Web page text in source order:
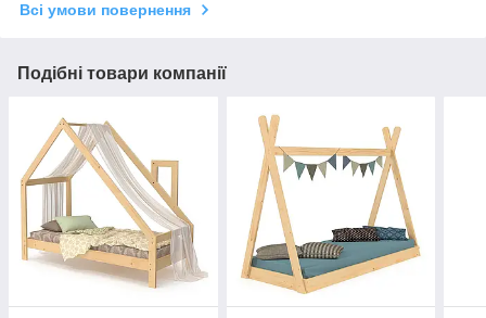
Всі умови повернення
Подібні товари компанії